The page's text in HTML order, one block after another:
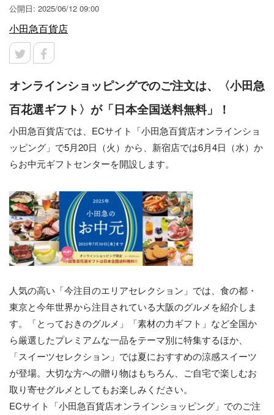
公開日: 2025/06/12 09:00
小田急百貨店
オンラインショッピングでのご注文は、〈小田急
百花選ギフト〉が「日本全国送料無料」！
小田急百貨店では、ECサイト「小田急百貨店オンラインショ
ッピング」で5月20日（火）から、新宿店では6月4日（水）か
らお中元ギフトセンターを開設します。
人気の高い「今注目のエリアセレクション」では、食の都・
東京と今年世界から注目されている大阪のグルメを紹介しま
す。「とっておきのグルメ」「素材の力ギフト」など全国か
ら厳選したプレミアムな一品をテーマ別に特集するほか、
「スイーツセレクション」では夏におすすめの涼感スイーツ
が登場。大切な方への贈り物はもちろん、ご自宅で楽しむお
取り寄せグルメとしてもお楽しみください。
ECサイト「小田急百貨店オンラインショッピング」でのご注